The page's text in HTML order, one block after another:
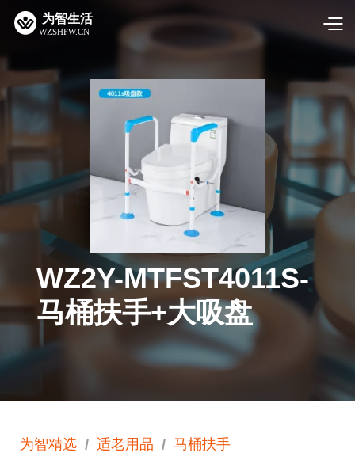
WZ2Y-MTFST4011S-
马桶扶手+大吸盘
为智精选 / 适老用品 / 马桶扶手